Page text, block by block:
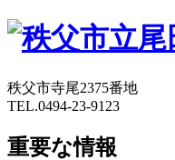
秩父市寺尾2375番地
TEL.0494-23-9123
重要な情報